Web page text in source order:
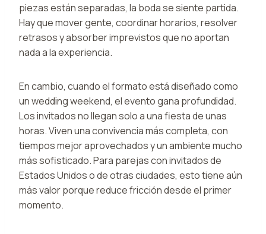
piezas están separadas, la boda se siente partida.
Hay que mover gente, coordinar horarios, resolver
retrasos y absorber imprevistos que no aportan
nada a la experiencia.
En cambio, cuando el formato está diseñado como
un wedding weekend, el evento gana profundidad.
Los invitados no llegan solo a una fiesta de unas
horas. Viven una convivencia más completa, con
tiempos mejor aprovechados y un ambiente mucho
más sofisticado. Para parejas con invitados de
Estados Unidos o de otras ciudades, esto tiene aún
más valor porque reduce fricción desde el primer
momento.